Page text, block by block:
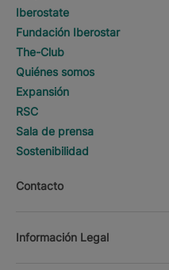
Iberostate
Fundación Iberostar
The-Club
Quiénes somos
Expansión
RSC
Sala de prensa
Sostenibilidad
Contacto
Información Legal